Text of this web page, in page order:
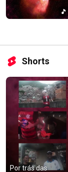
Shorts
Por trás das